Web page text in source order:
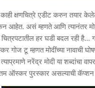
काही क्षणचित्रे एडीट करुन तयार
आहेत. असं म्हणते आणि त्यानंतर
हर घडी बदल रही है…
टू म्हणत मोदींच्या नावाची
नरेंद्र मोदी या शब्दांचा
ऑस्कर पुरस्कार असल्याची कॅप्शन